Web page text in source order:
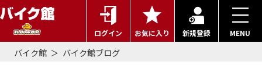
ログイン お気に入り 新規登録 MENU
バイク館 バイク館ブログ